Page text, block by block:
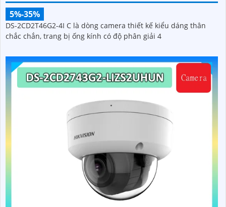
5%-35%
DS-2CD2T46G2-4I C là dòng camera thiết kế kiểu dáng thân
chắc chắn, trang bị ống kính có độ phân giải 4